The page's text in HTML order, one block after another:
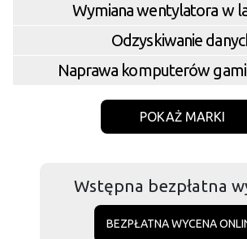
Wymiana wentylatora w
Odzyskiwanie
Naprawa komputerów
POKAŻ MARKI
Wstępna bezpłatna
BEZPŁATNA WYCENA